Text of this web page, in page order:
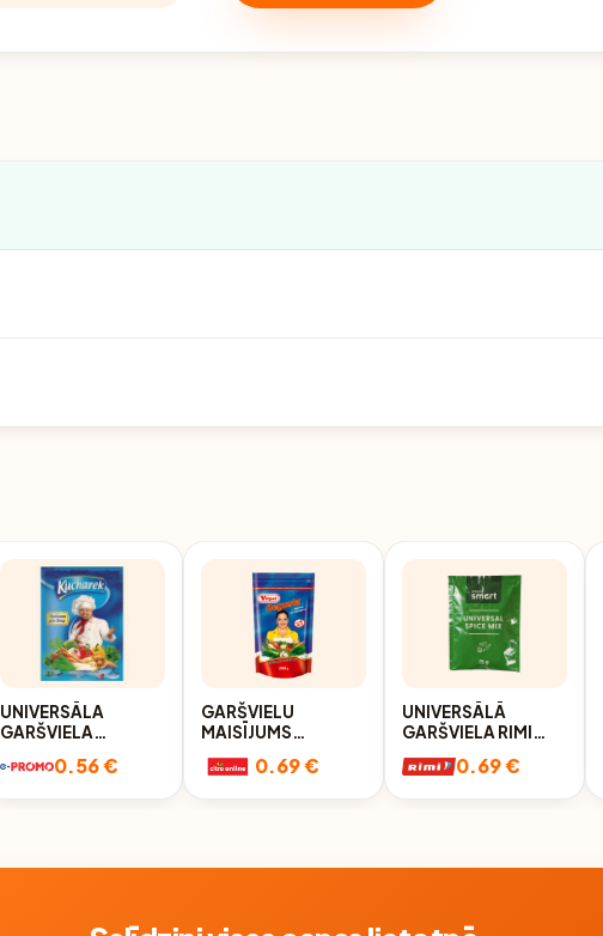
UNIVERSĀLA
GARŠVIELA
0.56 €
GARŠVIELU
MAISĪJUMS
SEASONING 200G
0.69 €
UNIVERSĀLĀ
GARŠVIELA RIMI
0.69 €